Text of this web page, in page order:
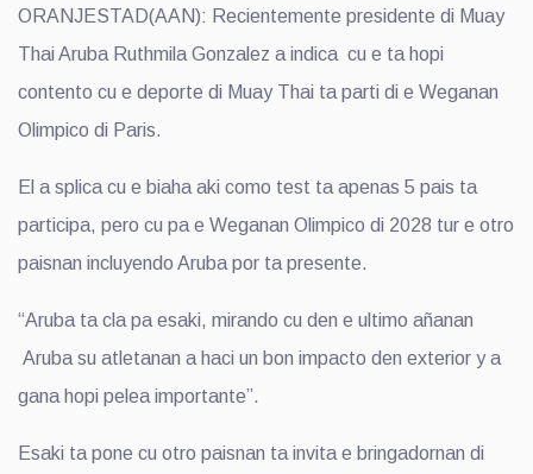
ORANJESTAD(AAN): Recientemente presidente di Muay
Thai Aruba Ruthmila Gonzalez a indica cu e ta hopi
contento cu e deporte di Muay Thai ta parti di e Weganan
Olimpico di Paris.
El a splica cu e biaha aki como test ta apenas 5 pais ta
participa, pero cu pa e Weganan Olimpico di 2028 tur e otro
paisnan incluyendo Aruba por ta presente.
“Aruba ta cla pa esaki, mirando cu den e ultimo añanan
Aruba su atletanan a haci un bon impacto den exterior y a
gana hopi pelea importante”.
Esaki ta pone cu otro paisnan ta invita e bringadornan di